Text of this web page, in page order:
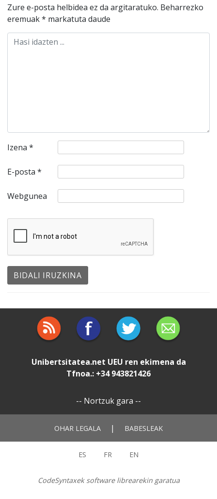
Zure e-posta helbidea ez da argitaratuko. Beharrezko
eremuak* markatuta daude
Izena *
E-posta *
Webgunea
Unibertsitatea.net UEU ren ekimena da
Tfnoa.: +34 943821426
-- Nortzuk gara --
OHAR LEGALA | BABESLEAK
ES FR EN
CodeSyntaxek software librearekin garatua